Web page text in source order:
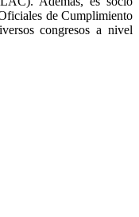
de Cumplimiento
congresos a nivel